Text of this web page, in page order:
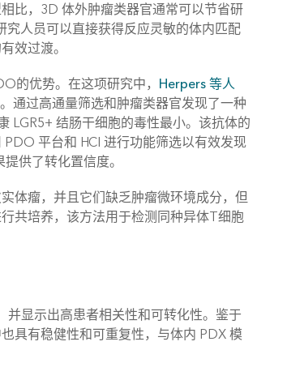
比，3D 体外肿瘤类器官通常可以节省研
人员可以直接获得反应灵敏的体内匹配
效过渡。
的优势。在这项研究中， Herpers 等人
通过高通量筛选和肿瘤类器官发现了一种
LGR5+ 结肠干细胞的毒性最小。该抗体的
平台和 HCI 进行功能筛选以有效发现
供了转化置信度。
体瘤，并且它们缺乏肿瘤微环境成分，但
共培养，该方法用于检测同种异体T细胞
显示出高患者相关性和可转化性。鉴于
具有稳健性和可重复性，与体内 PDX 模